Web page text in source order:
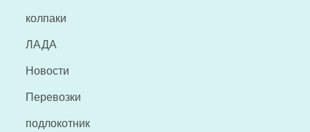
колпаки
ЛАДА
Новости
Перевозки
подлокотник